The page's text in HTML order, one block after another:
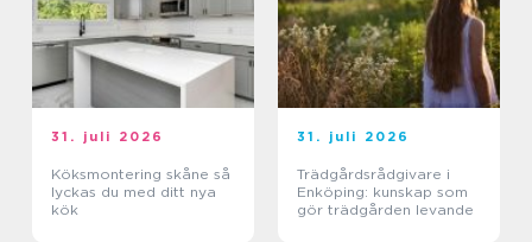
31. juli 2026
Köksmontering skåne så
lyckas du med ditt nya
kök
31. juli 2026
Trädgårdsrådgivare i
Enköping: kunskap som
gör trädgården levande